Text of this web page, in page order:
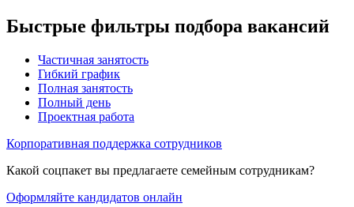
Быстрые фильтры подбора вакансий
Частичная занятость
Гибкий график
Полная занятость
Полный день
Проектная работа
Корпоративная поддержка сотрудников
Какой соцпакет вы предлагаете семейным сотрудникам?
Оформляйте кандидатов онлайн